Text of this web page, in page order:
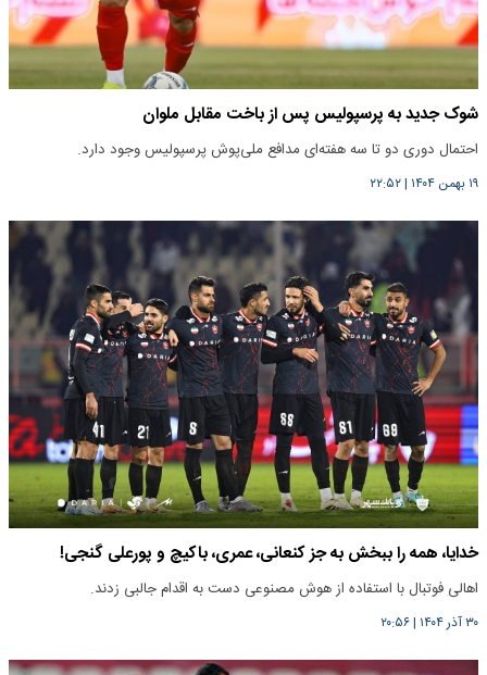
شوک جدید به پرسپولیس پس از باخت مقابل ملوان
احتمال دوری دو تا سه هفته‌ای مدافع ملی‌پوش پرسپولیس وجود دارد.
۱۹ بهمن ۱۴۰۴ |۲۲:۵۲
خدایا، همه را ببخش به جز کنعانی، عمری، باکیچ و پورعلی گنجی!
اهالی فوتبال با استفاده از هوش مصنوعی دست به اقدام جالبی زدند.
۳۰ آذر ۱۴۰۴ |۲۰:۵۶